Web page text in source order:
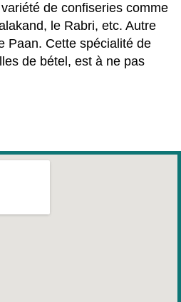
variété de confiseries comme
le Rabri, etc. Autre
Paan. Cette spécialité de
de bétel, est à ne pas